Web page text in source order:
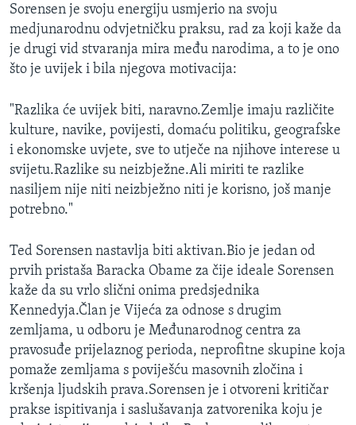
Sorensen je svoju energiju usmjerio na svoju
medjunarodnu odvjetničku praksu, rad za koji kaže da
je drugi vid stvaranja mira među narodima, a to je ono
što je uvijek i bila njegova motivacija:
"Razlika će uvijek biti, naravno.Zemlje imaju različite
kulture, navike, povijesti, domaću politiku, geografske
i ekonomske uvjete, sve to utječe na njihove interese u
svijetu.Razlike su neizbježne.Ali miriti te razlike
nasiljem nije niti neizbježno niti je korisno, još manje
potrebno."
Ted Sorensen nastavlja biti aktivan.Bio je jedan od
prvih pristaša Baracka Obame za čije ideale Sorensen
kaže da su vrlo slični onima predsjednika
Kennedyja.Član je Vijeća za odnose s drugim
zemljama, u odboru je Međunarodnog centra za
pravosuđe prijelaznog perioda, neprofitne skupine koja
pomaže zemljama s poviješću masovnih zločina i
kršenja ljudskih prava.Sorensen je i otvoreni kritičar
prakse ispitivanja i saslušavanja zatvorenika koju je